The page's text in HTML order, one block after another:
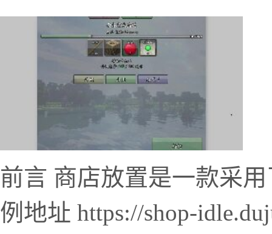
前言 商店放置是一款采
例地址 https://shop-